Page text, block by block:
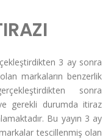
3 ay sonra
markaların benzerlik
sonra
gerekli durumda itiraz
Bu yayın 3 ay
tescillenmiş olan